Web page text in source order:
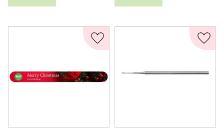
Lägg till i favoriter